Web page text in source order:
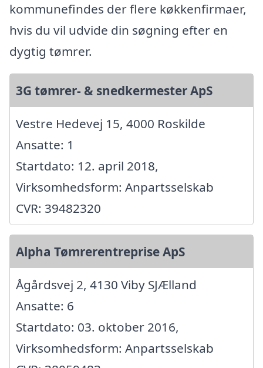
kommunefindes der flere køkkenfirmaer,
hvis du vil udvide din søgning efter en
dygtig tømrer.
3G tømrer- & snedkermester ApS
Vestre Hedevej 15, 4000 Roskilde
Ansatte: 1
Startdato: 12. april 2018,
Virksomhedsform: Anpartsselskab
CVR: 39482320
Alpha Tømrerentreprise ApS
Ågårdsvej 2, 4130 Viby SJÆlland
Ansatte: 6
Startdato: 03. oktober 2016,
Virksomhedsform: Anpartsselskab